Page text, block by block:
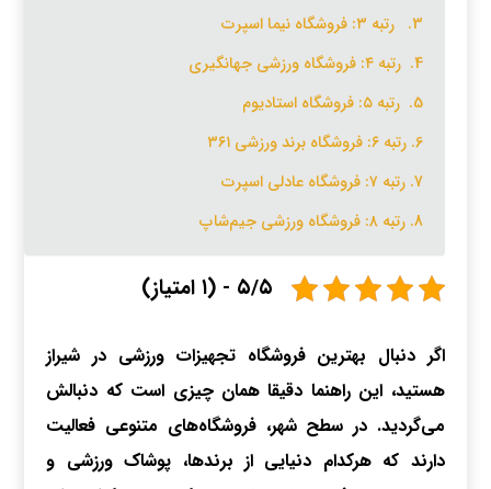
رتبه ۳: فروشگاه نیما اسپرت
رتبه ۴: فروشگاه ورزشی جهانگیری
رتبه ۵: فروشگاه استادیوم
رتبه ۶: فروشگاه برند ورزشی ۳۶۱
رتبه ۷: فروشگاه عادلی اسپرت
رتبه ۸: فروشگاه ورزشی جیم‌شاپ
۵/۵ - (۱ امتیاز)
اگر دنبال بهترین فروشگاه تجهیزات ورزشی در شیراز
هستید، این راهنما دقیقا همان چیزی است که دنبالش
می‌گردید. در سطح شهر، فروشگاه‌های متنوعی فعالیت
دارند که هرکدام دنیایی از برندها، پوشاک ورزشی و